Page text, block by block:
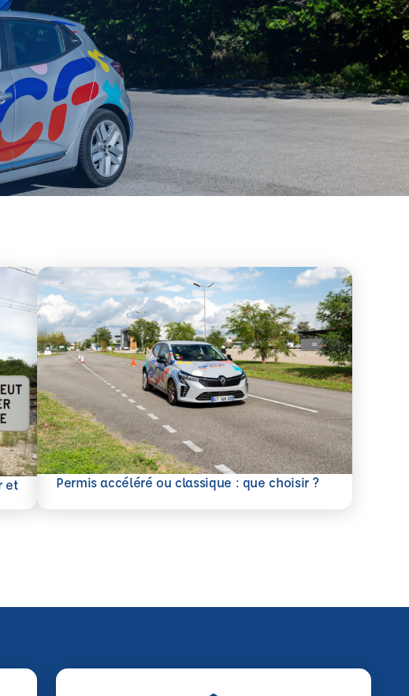
et
Permis accéléré ou classique : que choisir ?
En savoir plus